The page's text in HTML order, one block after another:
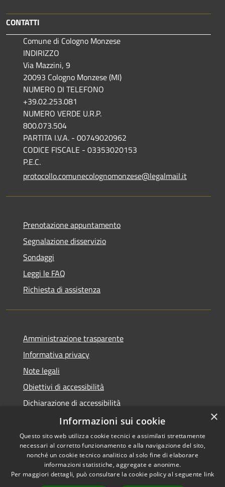
CONTATTI
Comune di Cologno Monzese
INDIRIZZO
Via Mazzini, 9
20093 Cologno Monzese (MI)
NUMERO DI TELEFONO
+39.02.253.081
NUMERO VERDE U.R.P.
800.073.504
PARTITA I.V.A. - 00749020962
CODICE FISCALE - 03353020153
P.E.C.
protocollo.comunecolognomonzese@legalmail.it
Prenotazione appuntamento
Segnalazione disservizio
Sondaggi
Leggi le FAQ
Richiesta di assistenza
Amministrazione trasparente
Informativa privacy
Note legali
Obiettivi di accessibilità
Dichiarazione di accessibilità
Open Data
RSS
Accessibilità
Copyright © 2026 • Comune di
Cologno Monzese • Powered
×
Informazioni sui cookie
Questo sito web utilizza cookie tecnici e assimilati strettamente
necessari al corretto funzionamento e alla navigazione del sito,
nonché un cookie tecnico analitico al solo fine di elaborare
informazioni statistiche, aggregate e anonime.
Per maggiori dettagli, può consultare la cookie policy al seguente link